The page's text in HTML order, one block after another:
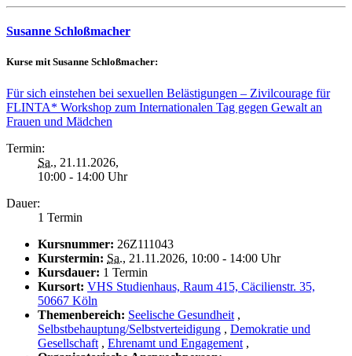
Susanne Schloßmacher
Kurse mit Susanne Schloßmacher:
Für sich einstehen bei sexuellen Belästigungen – Zivilcourage für
FLINTA* Workshop zum Internationalen Tag gegen Gewalt an
Frauen und Mädchen
Termin:
Sa., 21.11.2026,
10:00 - 14:00 Uhr
Dauer:
1 Termin
Kursnummer: 26Z111043
Kurstermin: Sa., 21.11.2026, 10:00 - 14:00 Uhr
Kursdauer: 1 Termin
Kursort: VHS Studienhaus, Raum 415, Cäcilienstr. 35,
50667 Köln
Themenbereich: Seelische Gesundheit ,
Selbstbehauptung/Selbstverteidigung , Demokratie und
Gesellschaft , Ehrenamt und Engagement ,